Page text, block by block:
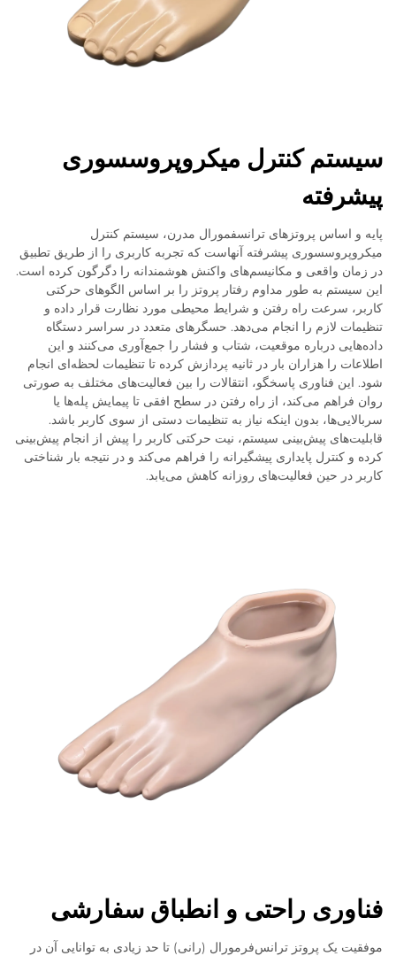
سیستم کنترل میکروپروسسوری
پیشرفته
پایه و اساس پروتزهای ترانسفمورال مدرن، سیستم کنترل
میکروپروسسوری پیشرفته آنهاست که تجربه کاربری را از طریق تطبیق
در زمان واقعی و مکانیسم‌های واکنش هوشمندانه را دگرگون کرده است.
این سیستم به طور مداوم رفتار پروتز را بر اساس الگوهای حرکتی
کاربر، سرعت راه رفتن و شرایط محیطی مورد نظارت قرار داده و
تنظیمات لازم را انجام می‌دهد. حسگرهای متعدد در سراسر دستگاه
داده‌هایی درباره موقعیت، شتاب و فشار را جمع‌آوری می‌کنند و این
اطلاعات را هزاران بار در ثانیه پردازش کرده تا تنظیمات لحظه‌ای انجام
شود. این فناوری پاسخگو، انتقالات را بین فعالیت‌های مختلف به صورتی
روان فراهم می‌کند، از راه رفتن در سطح افقی تا پیمایش پله‌ها یا
سربالایی‌ها، بدون اینکه نیاز به تنظیمات دستی از سوی کاربر باشد.
قابلیت‌های پیش‌بینی سیستم، نیت حرکتی کاربر را پیش از انجام پیش‌بینی
کرده و کنترل پایداری پیشگیرانه را فراهم می‌کند و در نتیجه بار شناختی
کاربر در حین فعالیت‌های روزانه کاهش می‌یابد.
فناوری راحتی و انطباق سفارشی
موفقیت یک پروتز ترانس‌فرمورال (رانی) تا حد زیادی به توانایی آن در